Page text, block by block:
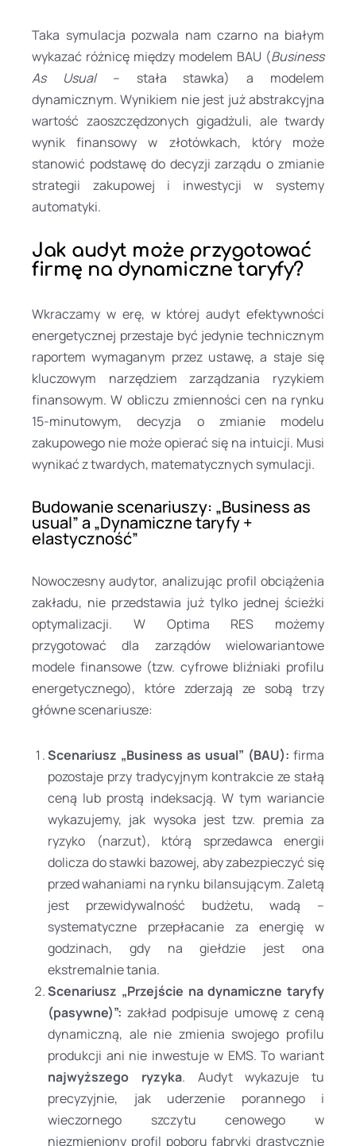
Taka symulacja pozwala nam czarno na białym
wykazać różnicę między modelem BAU (Business
As Usual– stała stawka) a modelem
dynamicznym. Wynikiem nie jest już abstrakcyjna
wartość zaoszczędzonych gigadżuli, ale twardy
wynik finansowy w złotówkach, który może
stanowić podstawę do decyzji zarządu o zmianie
strategii zakupowej i inwestycji w systemy
automatyki.
Jak audyt może przygotować
firmę na dynamiczne taryfy?
Wkraczamy w erę, w której audyt efektywności
energetycznej przestaje być jedynie technicznym
raportem wymaganym przez ustawę, a staje się
kluczowym narzędziem zarządzania ryzykiem
finansowym. W obliczu zmienności cen na rynku
15-minutowym, decyzja o zmianie modelu
zakupowego nie może opierać się na intuicji. Musi
wynikać z twardych, matematycznych symulacji.
Budowanie scenariuszy: „Business as
usual” a „Dynamiczne taryfy +
elastyczność”
Nowoczesny audytor, analizując profil obciążenia
zakładu, nie przedstawia już tylko jednej ścieżki
optymalizacji. W Optima RES możemy
przygotować dla zarządów wielowariantowe
modele finansowe (tzw. cyfrowe bliźniaki profilu
energetycznego), które zderzają ze sobą trzy
główne scenariusze:
Scenariusz „Business as usual” (BAU): firma
pozostaje przy tradycyjnym kontrakcie ze stałą
ceną lub prostą indeksacją. W tym wariancie
wykazujemy, jak wysoka jest tzw. premia za
ryzyko (narzut), którą sprzedawca energii
dolicza do stawki bazowej, aby zabezpieczyć się
przed wahaniami na rynku bilansującym. Zaletą
jest przewidywalność budżetu, wadą –
systematyczne przepłacanie za energię w
godzinach, gdy na giełdzie jest ona
ekstremalnie tania.
Scenariusz „Przejście na dynamiczne taryfy
(pasywne)”: zakład podpisuje umowę z ceną
dynamiczną, ale nie zmienia swojego profilu
produkcji ani nie inwestuje w EMS. To wariant
najwyższego ryzyka. Audyt wykazuje tu
precyzyjnie, jak uderzenie porannego i
wieczornego szczytu cenowego w
niezmieniony profil poboru fabryki drastycznie